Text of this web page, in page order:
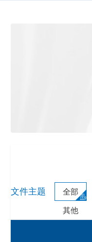
文件主题 全部
其他